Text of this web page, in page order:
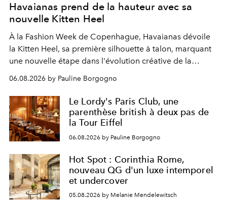
Havaianas prend de la hauteur avec sa
nouvelle Kitten Heel
À la Fashion Week de Copenhague, Havaianas dévoile
la Kitten Heel, sa première silhouette à talon, marquant
une nouvelle étape dans l'évolution créative de la
06.08.2026 by Pauline Borgogno
Le Lordy's Paris Club, une
parenthèse british à deux pas de
la Tour Eiffel
06.08.2026 by Pauline Borgogno
Hot Spot : Corinthia Rome,
nouveau QG d'un luxe intemporel
et undercover
05.08.2026 by Melanie Mendelewitsch